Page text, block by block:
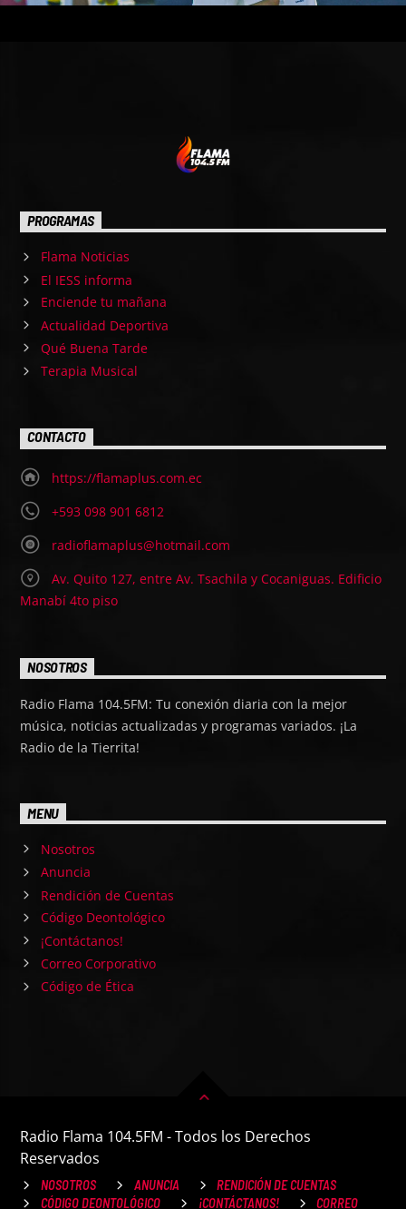
PROGRAMAS
Flama Noticias
El IESS informa
Enciende tu mañana
Actualidad Deportiva
Qué Buena Tarde
Terapia Musical
CONTACTO
https://flamaplus.com.ec
+593 098 901 6812
radioflamaplus@hotmail.com
Av. Quito 127, entre Av. Tsachila y Cocaniguas. Edificio
Manabí 4to piso
NOSOTROS
Radio Flama 104.5FM: Tu conexión diaria con la mejor
música, noticias actualizadas y programas variados. ¡La
Radio de la Tierrita!
MENU
Nosotros
Anuncia
Rendición de Cuentas
Código Deontológico
¡Contáctanos!
Correo Corporativo
Código de Ética
Radio Flama 104.5FM - Todos los Derechos
Reservados
NOSOTROS ANUNCIA
RENDICIÓN DE CUENTAS
CÓDIGO DEONTOLÓGICO
¡CONTÁCTANOS! CORREO